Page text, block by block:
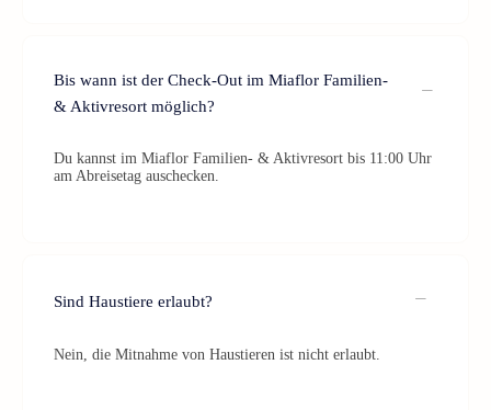
Bis wann ist der Check-Out im Miaflor Familien-
& Aktivresort möglich?
Du kannst im Miaflor Familien- & Aktivresort bis 11:00 Uhr
am Abreisetag auschecken.
Sind Haustiere erlaubt?
Nein, die Mitnahme von Haustieren ist nicht erlaubt.